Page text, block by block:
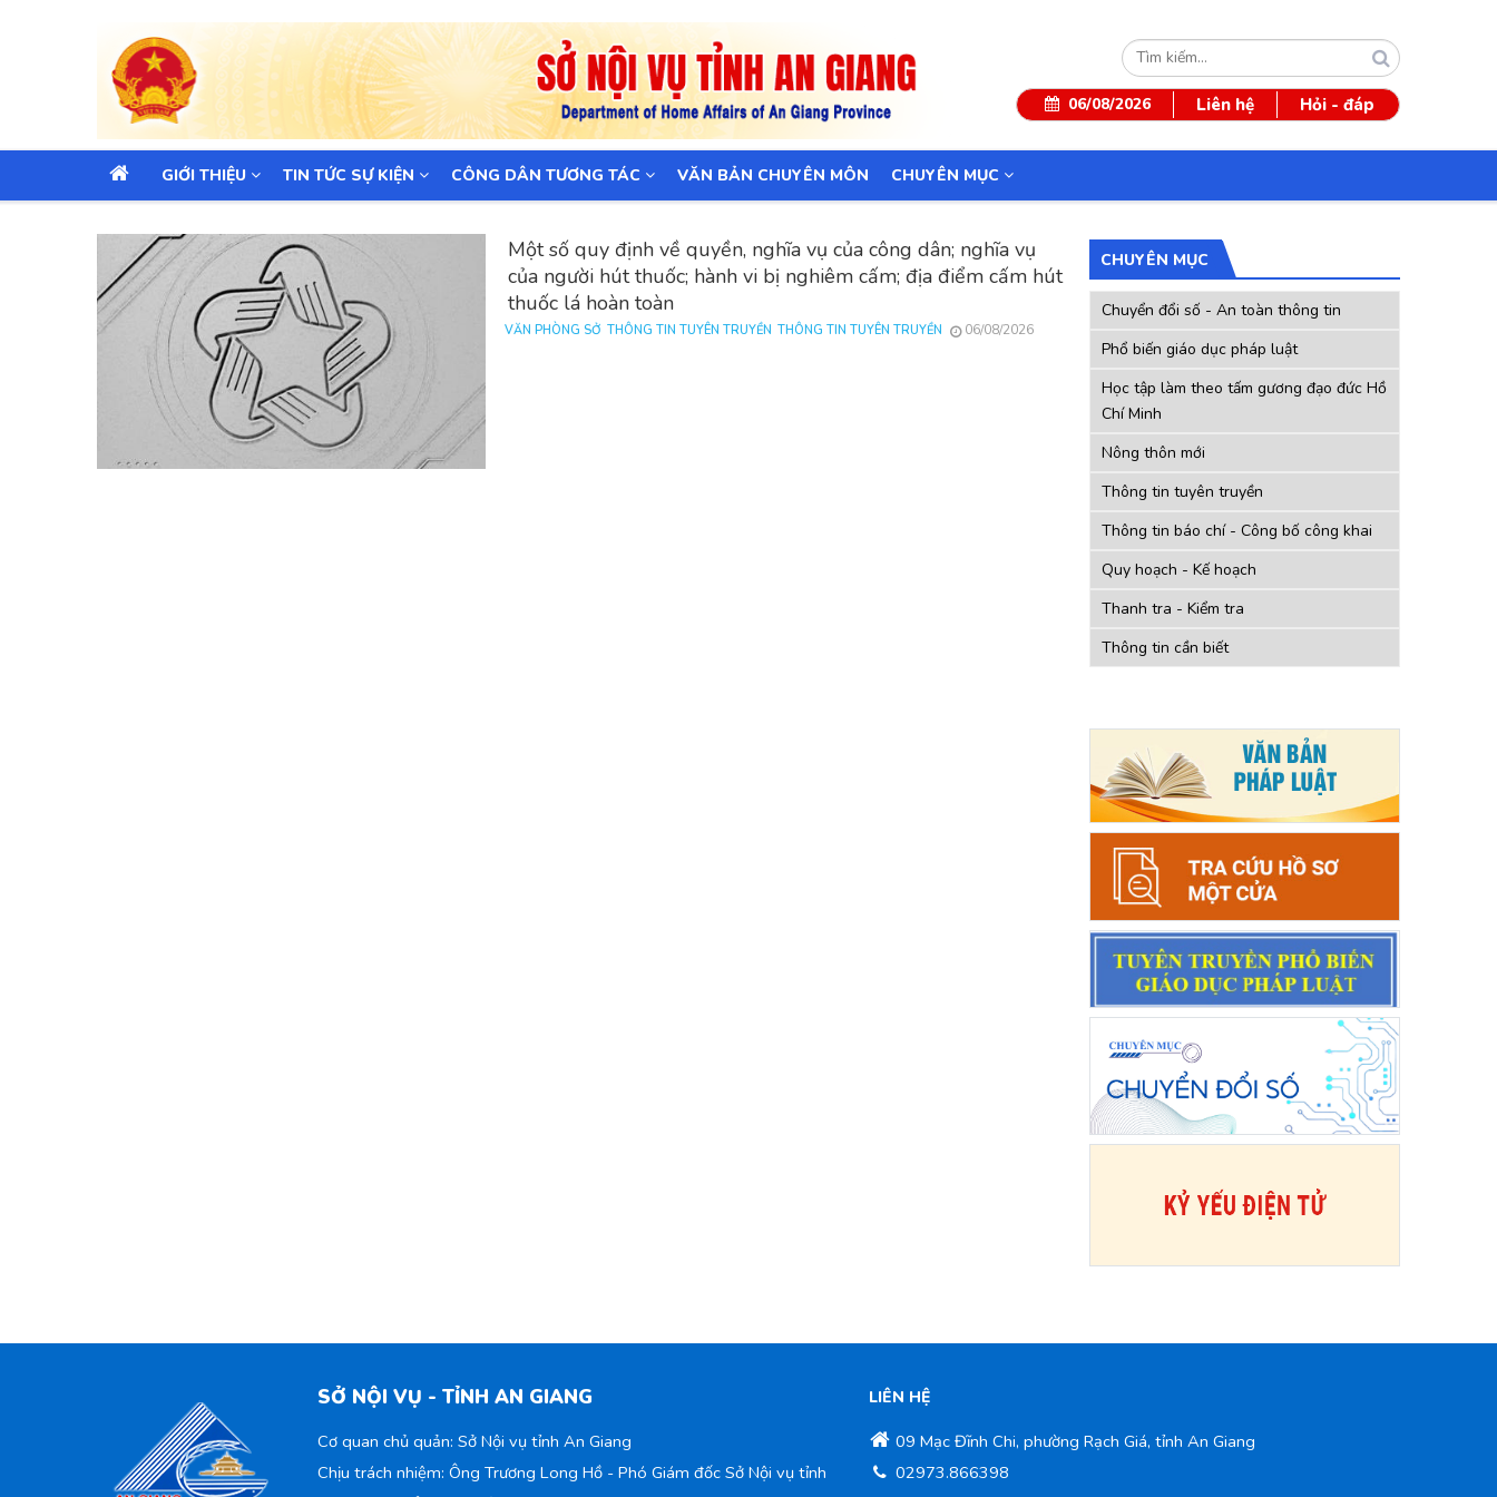
Tìm
kiếm
06/08/2026
Liên hệ Hỏi - đáp
MAIN
GIỚI THIỆU TIN TỨC SỰ KIỆN CÔNG DÂN TƯƠNG TÁC VĂN BẢN CHUYÊN MÔN CHUYÊN MỤC
Một số quy định về quyền, nghĩa vụ của công dân; nghĩa vụ
của người hút thuốc; hành vi bị nghiêm cấm; địa điểm cấm hút
thuốc lá hoàn toàn
VĂN PHÒNG SỞ THÔNG TIN TUYÊN TRUYỀN THÔNG TIN TUYÊN TRUYỀN 06/08/2026
CHUYÊN MỤC
Chuyển đổi số - An toàn thông tin
Phổ biến giáo dục pháp luật
Học tập làm theo tấm gương đạo đức Hồ
Chí Minh
Nông thôn mới
Thông tin tuyên truyền
Thông tin báo chí - Công bố công khai
Quy hoạch - Kế hoạch
Thanh tra - Kiểm tra
Thông tin cần biết
SỞ NỘI VỤ - TỈNH AN GIANG
Cơ quan chủ quản: Sở Nội vụ tỉnh An Giang
Chịu trách nhiệm: Ông Trương Long Hồ - Phó Giám đốc Sở Nội vụ tỉnh
LIÊN HỆ
09 Mạc Đĩnh Chi, phường Rạch Giá, tỉnh An Giang
02973.866398